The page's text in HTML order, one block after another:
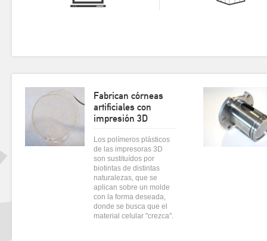
Fabrican córneas
artificiales con
impresión 3D
Los polímeros plásticos
de las impresoras 3D
son sustituídos por
biotintas de distintas
naturalezas, que se
aplican sobre un molde
con la forma deseada,
donde se busca que el
material celular "crezca".